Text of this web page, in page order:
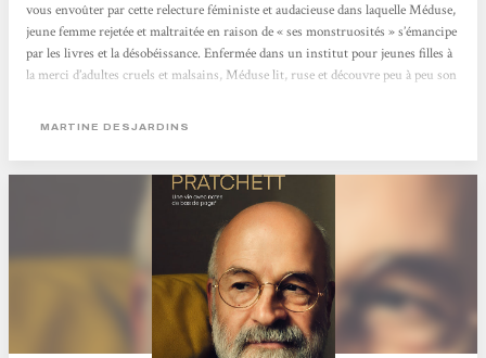
vous envoûter par cette relecture féministe et audacieuse dans laquelle Méduse,
jeune femme rejetée et maltraitée en raison de « ses monstruosités » s’émancipe
par les livres et la désobéissance. Enfermée dans un institut pour jeunes filles à
la merci d’adultes cruels et malsains, Méduse lit, ruse et découvre peu à peu son
flirte avec l’horreur, Martine Desjardins nous fascine avec ce récit...
MARTINE DESJARDINS